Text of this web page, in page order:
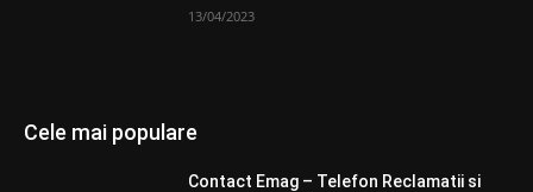
13/04/2023
Cele mai populare
Contact Emag – Telefon Reclamatii si